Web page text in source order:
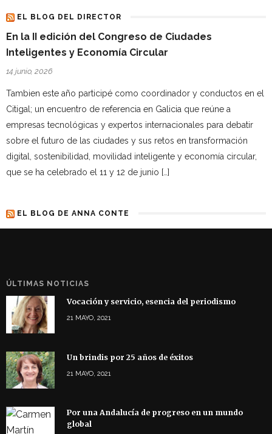
EL BLOG DEL DIRECTOR
En la II edición del Congreso de Ciudades
Inteligentes y Economía Circular
14 junio, 2026
Tambien este año participé como coordinador y conductos en el
Citigal; un encuentro de referencia en Galicia que reúne a
empresas tecnológicas y expertos internacionales para debatir
sobre el futuro de las ciudades y sus retos en transformación
digital, sostenibilidad, movilidad inteligente y economía circular,
que se ha celebrado el 11 y 12 de junio […]
EL BLOG DE ANNA CONTE
ÚLTIMAS NOTICIAS
Vocación y servicio, esencia del periodismo
21 MAYO, 2021
Un brindis por 25 años de éxitos
21 MAYO, 2021
Por una Andalucía de progreso en un mundo
global